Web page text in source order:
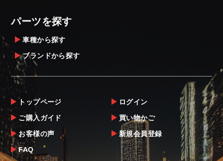
パーツを探す
車種から探す
ブランドから探す
トップページ
ご購入ガイド
お客様の声
FAQ
ログイン
買い物かご
新規会員登録